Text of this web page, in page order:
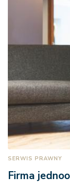
SERWIS PRAWNY
Firma